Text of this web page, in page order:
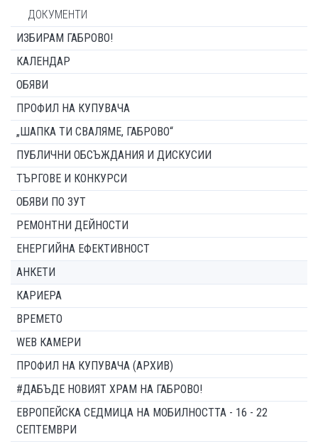
ДОКУМЕНТИ
ИЗБИРАМ ГАБРОВО!
КАЛЕНДАР
ОБЯВИ
ПРОФИЛ НА КУПУВАЧА
„ШАПКА ТИ СВАЛЯМЕ, ГАБРОВО“
ПУБЛИЧНИ ОБСЪЖДАНИЯ И ДИСКУСИИ
ТЪРГОВЕ И КОНКУРСИ
ОБЯВИ ПО ЗУТ
РЕМОНТНИ ДЕЙНОСТИ
ЕНЕРГИЙНА ЕФЕКТИВНОСТ
АНКЕТИ
КАРИЕРА
ВРЕМЕТО
WEB КАМЕРИ
ПРОФИЛ НА КУПУВАЧА (АРХИВ)
#ДАБЪДЕ НОВИЯТ ХРАМ НА ГАБРОВО!
ЕВРОПЕЙСКА СЕДМИЦА НА МОБИЛНОСТТА - 16 - 22
СЕПТЕМВРИ